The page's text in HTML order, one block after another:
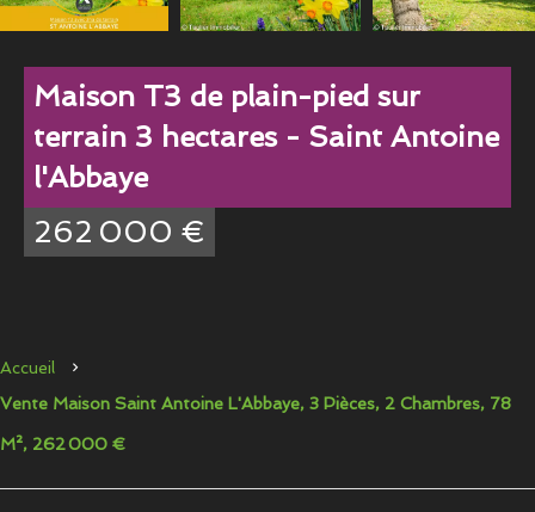
Maison T3 de plain-pied sur
terrain 3 hectares - Saint Antoine
l'Abbaye
262 000 €
Accueil
Vente Maison Saint Antoine L'Abbaye, 3 Pièces, 2 Chambres, 78
M², 262 000 €